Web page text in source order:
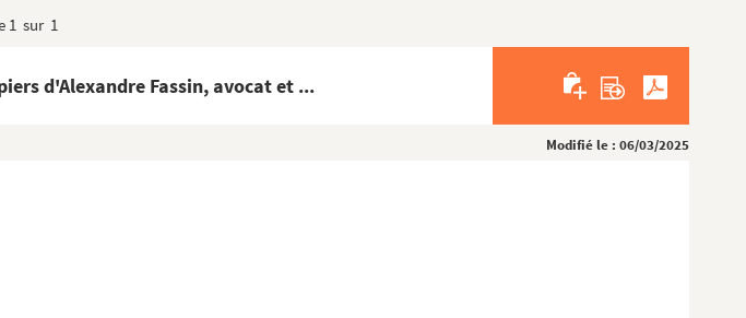
1 sur 1
d'Alexandre Fassin, avocat et ...
Modifié le : 06/03/2025